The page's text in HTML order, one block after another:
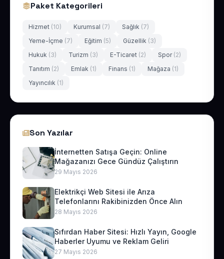
Paket Kategorileri
Hizmet (10) Kurumsal (7) Sağlık (7)
Yeme-İçme (7) Eğitim (5) Güzellik (3)
Hukuk (3) Turizm (3) E-Ticaret (2) Spor (2)
Tanıtım (2) Emlak (1) Finans (1) Mağaza (1)
Yayıncılık (1)
Son Yazılar
İnternetten Satışa Geçin: Online
Mağazanızı Gece Gündüz Çalıştırın
29 Mayıs 2026
Elektrikçi Web Sitesi ile Arıza
Telefonlarını Rakibinizden Önce Alın
28 Mayıs 2026
Sıfırdan Haber Sitesi: Hızlı Yayın, Google
Haberler Uyumu ve Reklam Geliri
27 Mayıs 2026